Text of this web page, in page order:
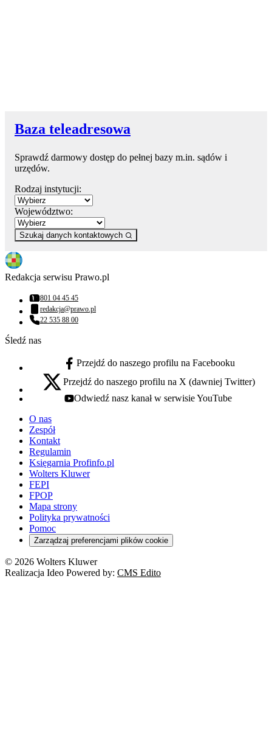
Baza teleadresowa
Sprawdź darmowy dostęp do pełnej bazy m.in. sądów i
urzędów.
Rodzaj instytucji:
Województwo:
Szukaj danych kontaktowych
Redakcja serwisu Prawo.pl
Numer telefonu:
801 04 45 45
Adres email:
redakcja@prawo.pl
Numer telefonu:
22 535 88 00
Śledź nas
facebook - otwiera się w nowej karcie
Przejdź do naszego profilu na Facebooku
x - otwiera się w nowej karcie
Przejdź do naszego profilu na X (dawniej Twitter)
youtube - otwiera się w nowej karcie
Odwiedź nasz kanał w serwisie YouTube
O nas
Zespół
Kontakt
Regulamin
Księgarnia Profinfo.pl
Wolters Kluwer
FEPI
FPOP
Mapa strony
Polityka prywatności
Pomoc
Zarządzaj preferencjami plików cookie
© 2026 Wolters Kluwer
Realizacja Ideo Powered by: CMS Edito